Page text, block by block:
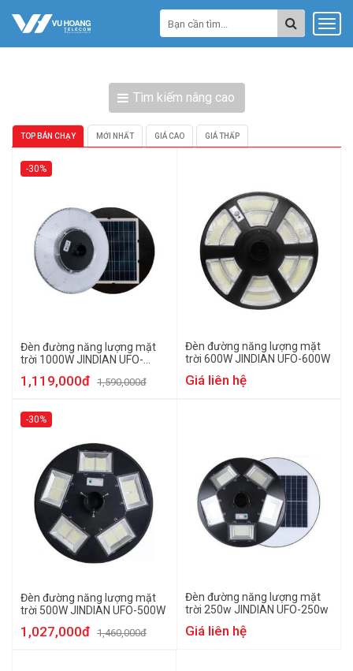
Tìm kiếm nâng cao
TOP BÁN CHẠY MỚI NHẤT GIÁ CAO GIÁ THẤP
-30%
Đèn đường năng lượng mặt
trời 1000W JINDIAN UFO-
1,119,000đ 1,590,000đ
Đèn đường năng lượng mặt
trời 600W JINDIAN UFO-600W
Giá liên hệ
-30%
Đèn đường năng lượng mặt
trời 500W JINDIAN UFO-500W
1,027,000đ 1,460,000đ
Đèn đường năng lượng mặt
trời 250w JINDIAN UFO-250w
Giá liên hệ